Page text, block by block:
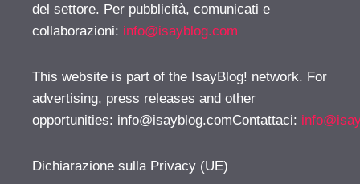
del settore. Per pubblicità, comunicati e
collaborazioni: info@isayblog.com
This website is part of the IsayBlog! network. For
advertising, press releases and other
opportunities: info@isayblog.comContattaci:
Dichiarazione sulla Privacy (UE)